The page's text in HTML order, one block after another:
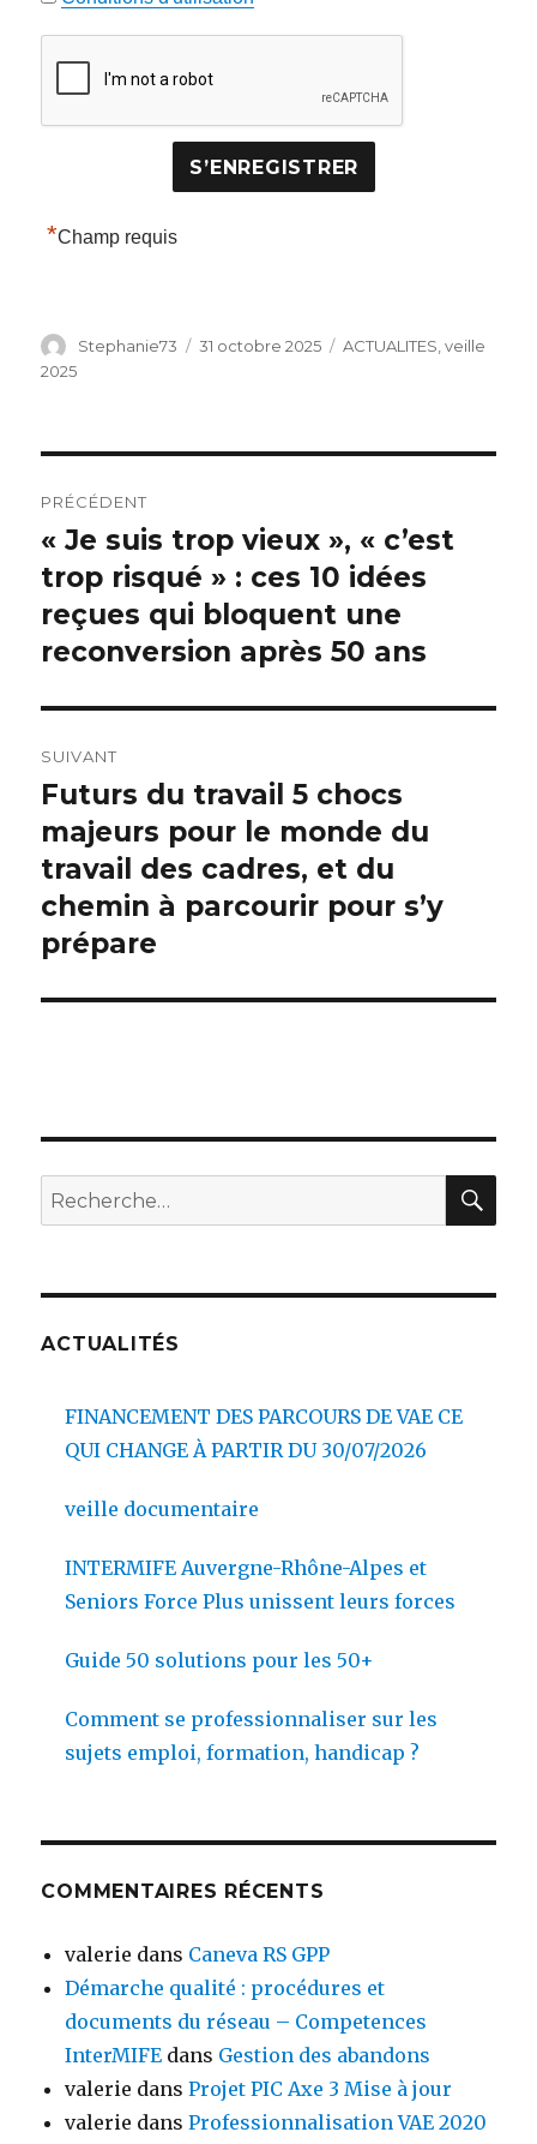
*Champ requis
Auteur
Stephanie73
Publié
31 octobre 2025 Catégories
ACTUALITES ,veille
2025
de
l’article
PRÉCÉDENT
Publication
précédente :
« Je suis trop vieux », « c’est
trop risqué » : ces 10 idées
reçues qui bloquent une
reconversion après 50 ans
SUIVANT
Publication
suivante :
Futurs du travail 5 chocs
majeurs pour le monde du
travail des cadres, et du
chemin à parcourir pour s’y
prépare
Recherche
pour :
ACTUALITÉS
FINANCEMENT DES PARCOURS DE VAE CE
QUI CHANGE À PARTIR DU 30/07/2026
veille documentaire
INTERMIFE Auvergne-Rhône-Alpes et
Seniors Force Plus unissent leurs forces
Guide 50 solutions pour les 50+
Comment se professionnaliser sur les
sujets emploi, formation, handicap ?
COMMENTAIRES RÉCENTS
valerie dans Caneva RS GPP
Démarche qualité : procédures et
documents du réseau – Competences
InterMIFE dans Gestion des abandons
valerie dansProjet PIC Axe 3 Mise à jour
valerie dansProfessionnalisation VAE 2020